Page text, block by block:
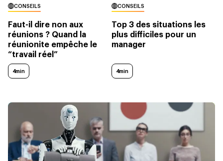
CONSEILS
Faut-il dire non aux
réunions ? Quand la
réunionite empêche le
“travail réel”
4min
CONSEILS
Top 3 des situations les
plus difficiles pour un
manager
4min